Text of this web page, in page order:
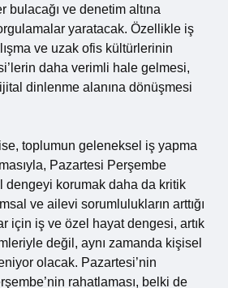
bulacağı ve denetim altına
yaratacak. Özellikle iş
ve uzak ofis kültürlerinin
daha verimli hale gelmesi,
dinlenme alanına dönüşmesi
ise, toplumun geleneksel iş yapma
Pazartesi Perşembe
dengeyi korumak daha da kritik
ve ailevi sorumlulukların arttığı
için iş ve özel hayat dengesi, artık
değil, aynı zamanda kişisel
olacak. Pazartesi’nin
rahatlaması, belki de